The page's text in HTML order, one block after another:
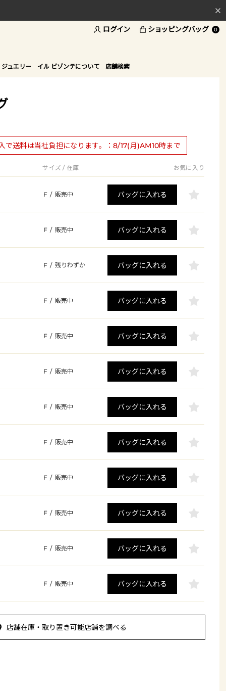
ログイン ショッピングバッグ 0
ュエリー イル ビゾンテについて 店舗検索
で送料は当社負担になります。：8/17(月)AM10時まで
サイズ / 在庫 お気に入り
F / 販売中 バッグに入れる
F / 販売中 バッグに入れる
F / 残りわずか バッグに入れる
F / 販売中 バッグに入れる
F / 販売中 バッグに入れる
F / 販売中 バッグに入れる
F / 販売中 バッグに入れる
F / 販売中 バッグに入れる
F / 販売中 バッグに入れる
F / 販売中 バッグに入れる
F / 販売中 バッグに入れる
F / 販売中 バッグに入れる
店舗在庫・取り置き可能店舗を調べる